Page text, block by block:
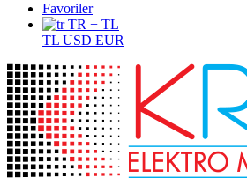
Favoriler
TR − TL
TL USD EUR